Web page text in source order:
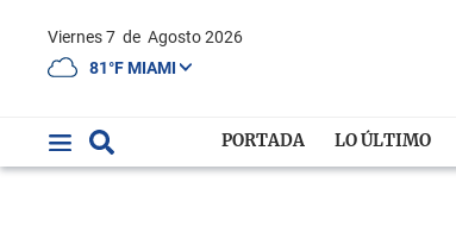
Viernes 7 de Agosto 2026
81°F MIAMI
PORTADA LO ÚLTIMO